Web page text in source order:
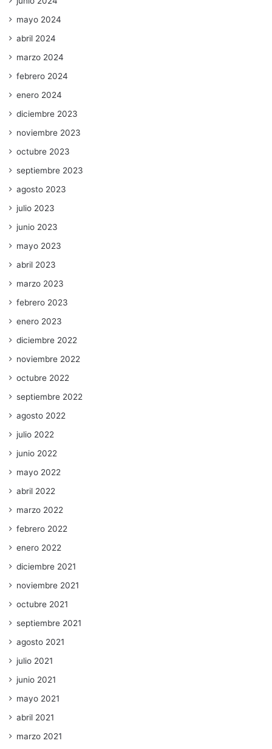
mayo 2024
abril 2024
marzo 2024
febrero 2024
enero 2024
diciembre 2023
noviembre 2023
octubre 2023
septiembre 2023
agosto 2023
julio 2023
junio 2023
mayo 2023
abril 2023
marzo 2023
febrero 2023
enero 2023
diciembre 2022
noviembre 2022
octubre 2022
septiembre 2022
agosto 2022
julio 2022
junio 2022
mayo 2022
abril 2022
marzo 2022
febrero 2022
enero 2022
diciembre 2021
noviembre 2021
octubre 2021
septiembre 2021
agosto 2021
julio 2021
junio 2021
mayo 2021
abril 2021
marzo 2021